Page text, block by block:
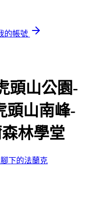
的帳號
頭山公園-
頭山南峰-
林學堂
下的法蘭克